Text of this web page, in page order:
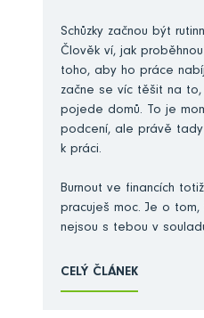
Schůzky začnou být
Člověk ví, jak
toho, aby ho práce
začne se víc těšit na
pojede domů. To je
podcení, ale právě
k práci.
Burnout ve financích
pracuješ moc. Je o
nejsou s tebou v
CELÝ ČLÁNEK